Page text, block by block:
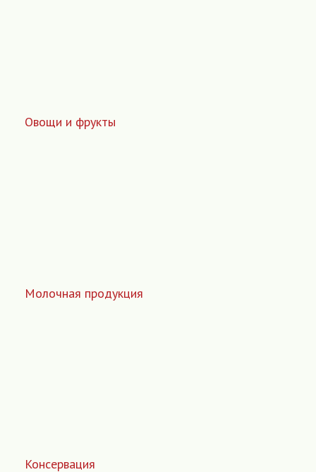
Овощи и фрукты
Молочная продукция
Консервация